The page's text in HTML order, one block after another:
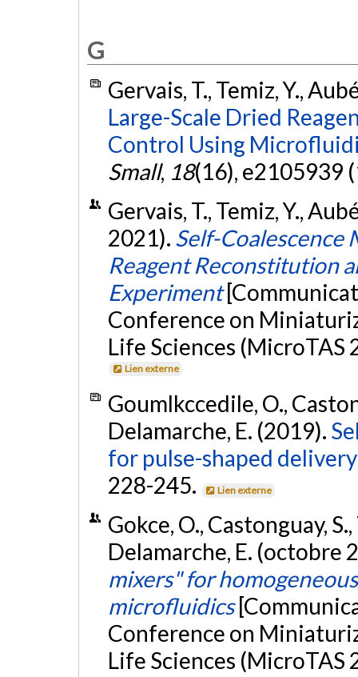
G
Gervais, T., Temiz, Y.,
Large-Scale Dried
Control Using
Small, 18(16), e2105939
Gervais, T., Temiz, Y.,
2021). Self-Coalescence
Reagent Reconstitution
Experiment
Conference on
Life Sciences (MicroTAS
Lien externe
Goumlkccedile, O.,
Delamarche, E. (2019).
for pulse-shaped
228-245.
Lien externe
Gokce, O., Castonguay,
Delamarche, E. (octobre
mixers" for
microfluidics
Conference on
Life Sciences